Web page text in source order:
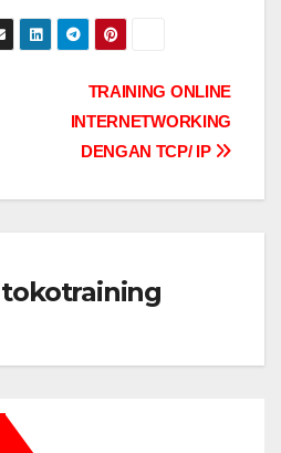
TRAINING ONLINE
INTERNETWORKING
DENGAN TCP/ IP
tokotraining